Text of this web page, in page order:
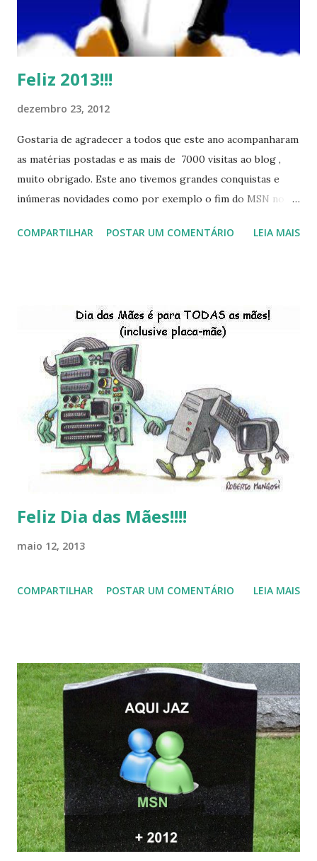
Feliz 2013!!!
dezembro 23, 2012
Gostaria de agradecer a todos que este ano acompanharam
as matérias postadas e as mais de 7000 visitas ao blog ,
muito obrigado. Este ano tivemos grandes conquistas e
inúmeras novidades como por exemplo o fim do MSN no
do Kaiana que será lançada em 2013, distro nacional , a
do LibreOffice , o IX Latinoware, a Microsoft boicotando o
Linux (como sempre), o lançamento do Windows 8 e a sua
baixa taxa de adesão pelos usuários, entre out ros. Gostaria
de desejar a todos Boas Festas e que em 2013 possamos
estar juntos novamente. Feliz Natal!!!! F eli z 2013 a todos!!!
COMPARTILHAR POSTAR UM COMENTÁRIO LEIA MAIS
Feliz Dia das Mães!!!!
maio 12, 2013
COMPARTILHAR POSTAR UM COMENTÁRIO LEIA MAIS